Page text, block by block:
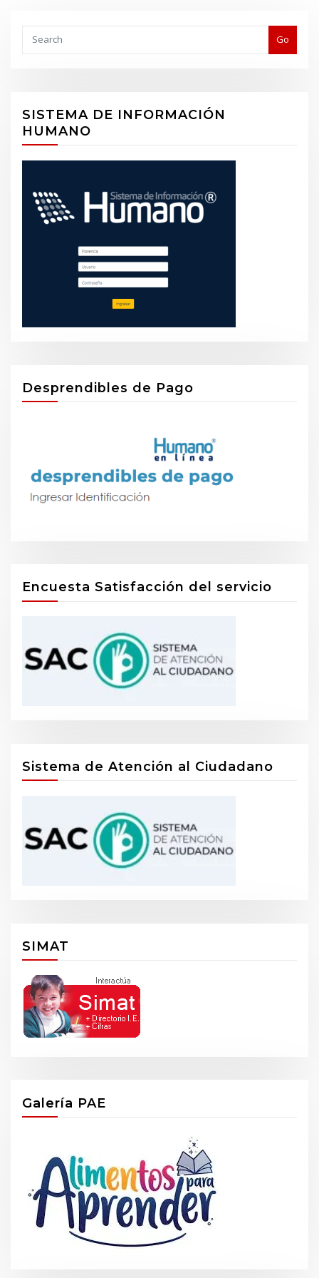
Go
SISTEMA DE INFORMACIÓN
HUMANO
Desprendibles de Pago
Encuesta Satisfacción del servicio
Sistema de Atención al Ciudadano
SIMAT
Galería PAE